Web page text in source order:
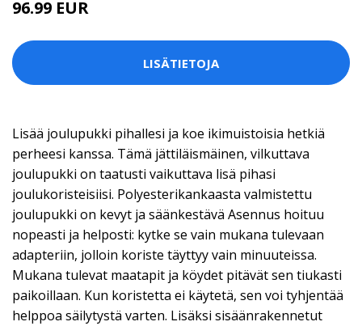
96.99 EUR
LISÄTIETOJA
Lisää joulupukki pihallesi ja koe ikimuistoisia hetkiä
perheesi kanssa. Tämä jättiläismäinen, vilkuttava
joulupukki on taatusti vaikuttava lisä pihasi
joulukoristeisiisi. Polyesterikankaasta valmistettu
joulupukki on kevyt ja säänkestävä Asennus hoituu
nopeasti ja helposti: kytke se vain mukana tulevaan
adapteriin, jolloin koriste täyttyy vain minuuteissa.
Mukana tulevat maatapit ja köydet pitävät sen tiukasti
paikoillaan. Kun koristetta ei käytetä, sen voi tyhjentää
helppoa säilytystä varten. Lisäksi sisäänrakennetut